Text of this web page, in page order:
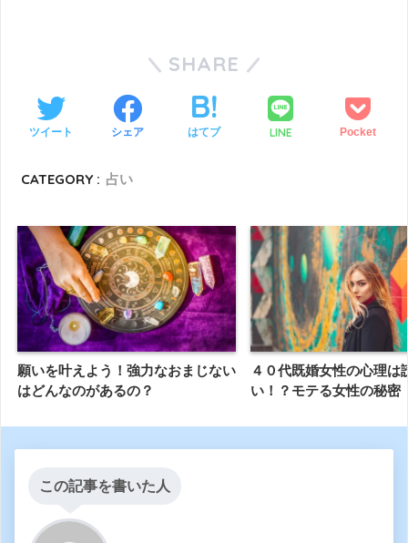
SHARE
ツイート シェア はてブ LINE Pocket
CATEGORY : 占い
願いを叶えよう！強力なおまじない
はどんなのがあるの？
４０代既婚女性の心理は
い！？モテる女性の秘密
この記事を書いた人